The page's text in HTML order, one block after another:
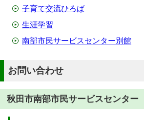
子育て交流ひろば
生涯学習
南部市民サービスセンター別館
お問い合わせ
秋田市南部市民サービスセンター